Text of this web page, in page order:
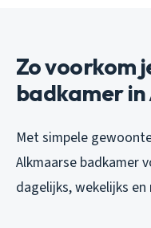
Zo voorkom
badkamer
Met simpele
Alkmaarse badkamer
dagelijks, wekelijks